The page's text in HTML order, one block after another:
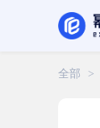
全部 >